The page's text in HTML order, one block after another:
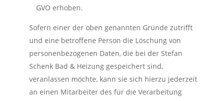
GVO erhoben.
Sofern einer der oben genannten Gründe zutrifft
und eine betroffene Person die Löschung von
personenbezogenen Daten, die bei der Stefan
Schenk Bad & Heizung gespeichert sind,
veranlassen möchte, kann sie sich hierzu jederzeit
an einen Mitarbeiter des für die Verarbeitung